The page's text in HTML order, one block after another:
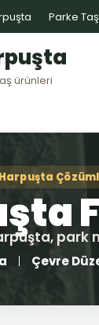
Parke
ürünleri
Çevre